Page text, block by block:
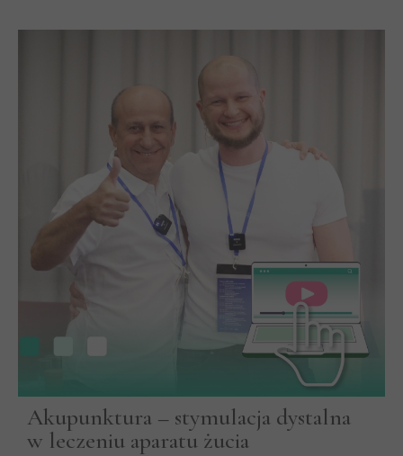
Akupunktura – stymulacja dystalna
w leczeniu aparatu żucia